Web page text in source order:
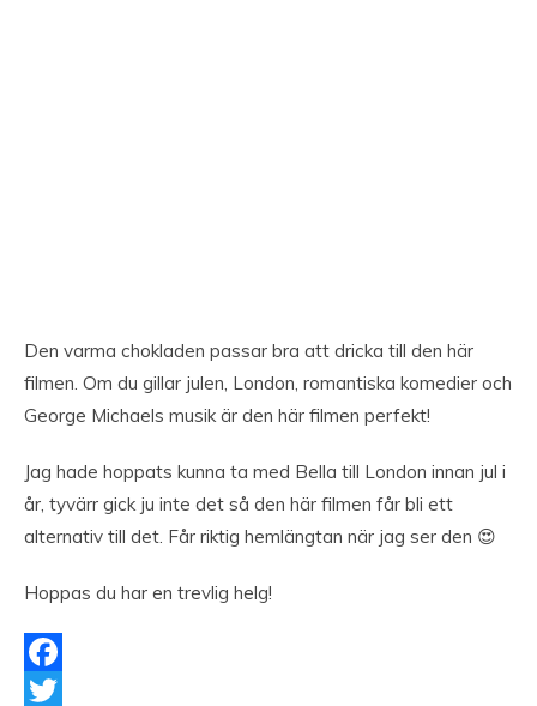
Den varma chokladen passar bra att dricka till den här
filmen. Om du gillar julen, London, romantiska komedier och
George Michaels musik är den här filmen perfekt!
Jag hade hoppats kunna ta med Bella till London innan jul i
år, tyvärr gick ju inte det så den här filmen får bli ett
alternativ till det. Får riktig hemlängtan när jag ser den 😍
Hoppas du har en trevlig helg!
Facebook